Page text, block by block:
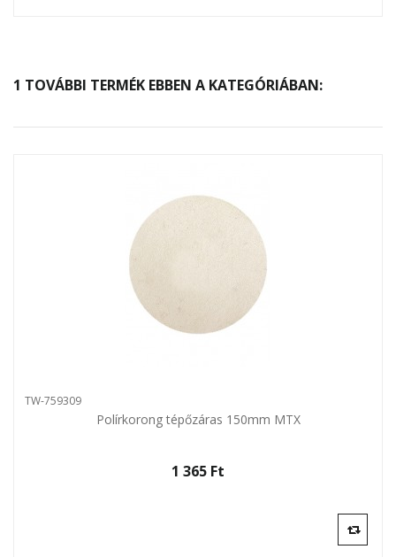
1 TOVÁBBI TERMÉK EBBEN A KATEGÓRIÁBAN:
TW-759309
Polírkorong tépőzáras 150mm MTX
1 365 Ft‎